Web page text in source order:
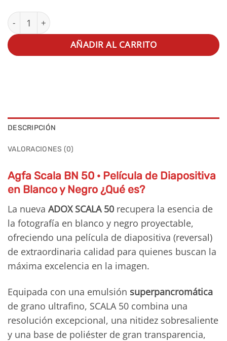
ADOX Scala BN 50 135-36 cantidad
AÑADIR AL CARRITO
DESCRIPCIÓN
VALORACIONES (0)
Agfa Scala BN 50 · Película de Diapositiva
en Blanco y Negro ¿Qué es?
La nueva ADOX SCALA 50 recupera la esencia de
la fotografía en blanco y negro proyectable,
ofreciendo una película de diapositiva (reversal)
de extraordinaria calidad para quienes buscan la
máxima excelencia en la imagen.
Equipada con una emulsión superpancromática
de grano ultrafino, SCALA 50 combina una
resolución excepcional, una nitidez sobresaliente
y una base de poliéster de gran transparencia,